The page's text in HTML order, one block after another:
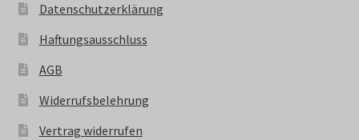
Datenschutzerklärung
Haftungsausschluss
AGB
Widerrufsbelehrung
Vertrag widerrufen